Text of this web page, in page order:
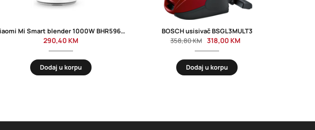
Xiaomi Mi Smart blender 1000W BHR5960EU
290,40 KM
Dodaj u korpu
BOSCH usisivač BSGL3MULT3
358,80KM 318,00 KM
Dodaj u korpu